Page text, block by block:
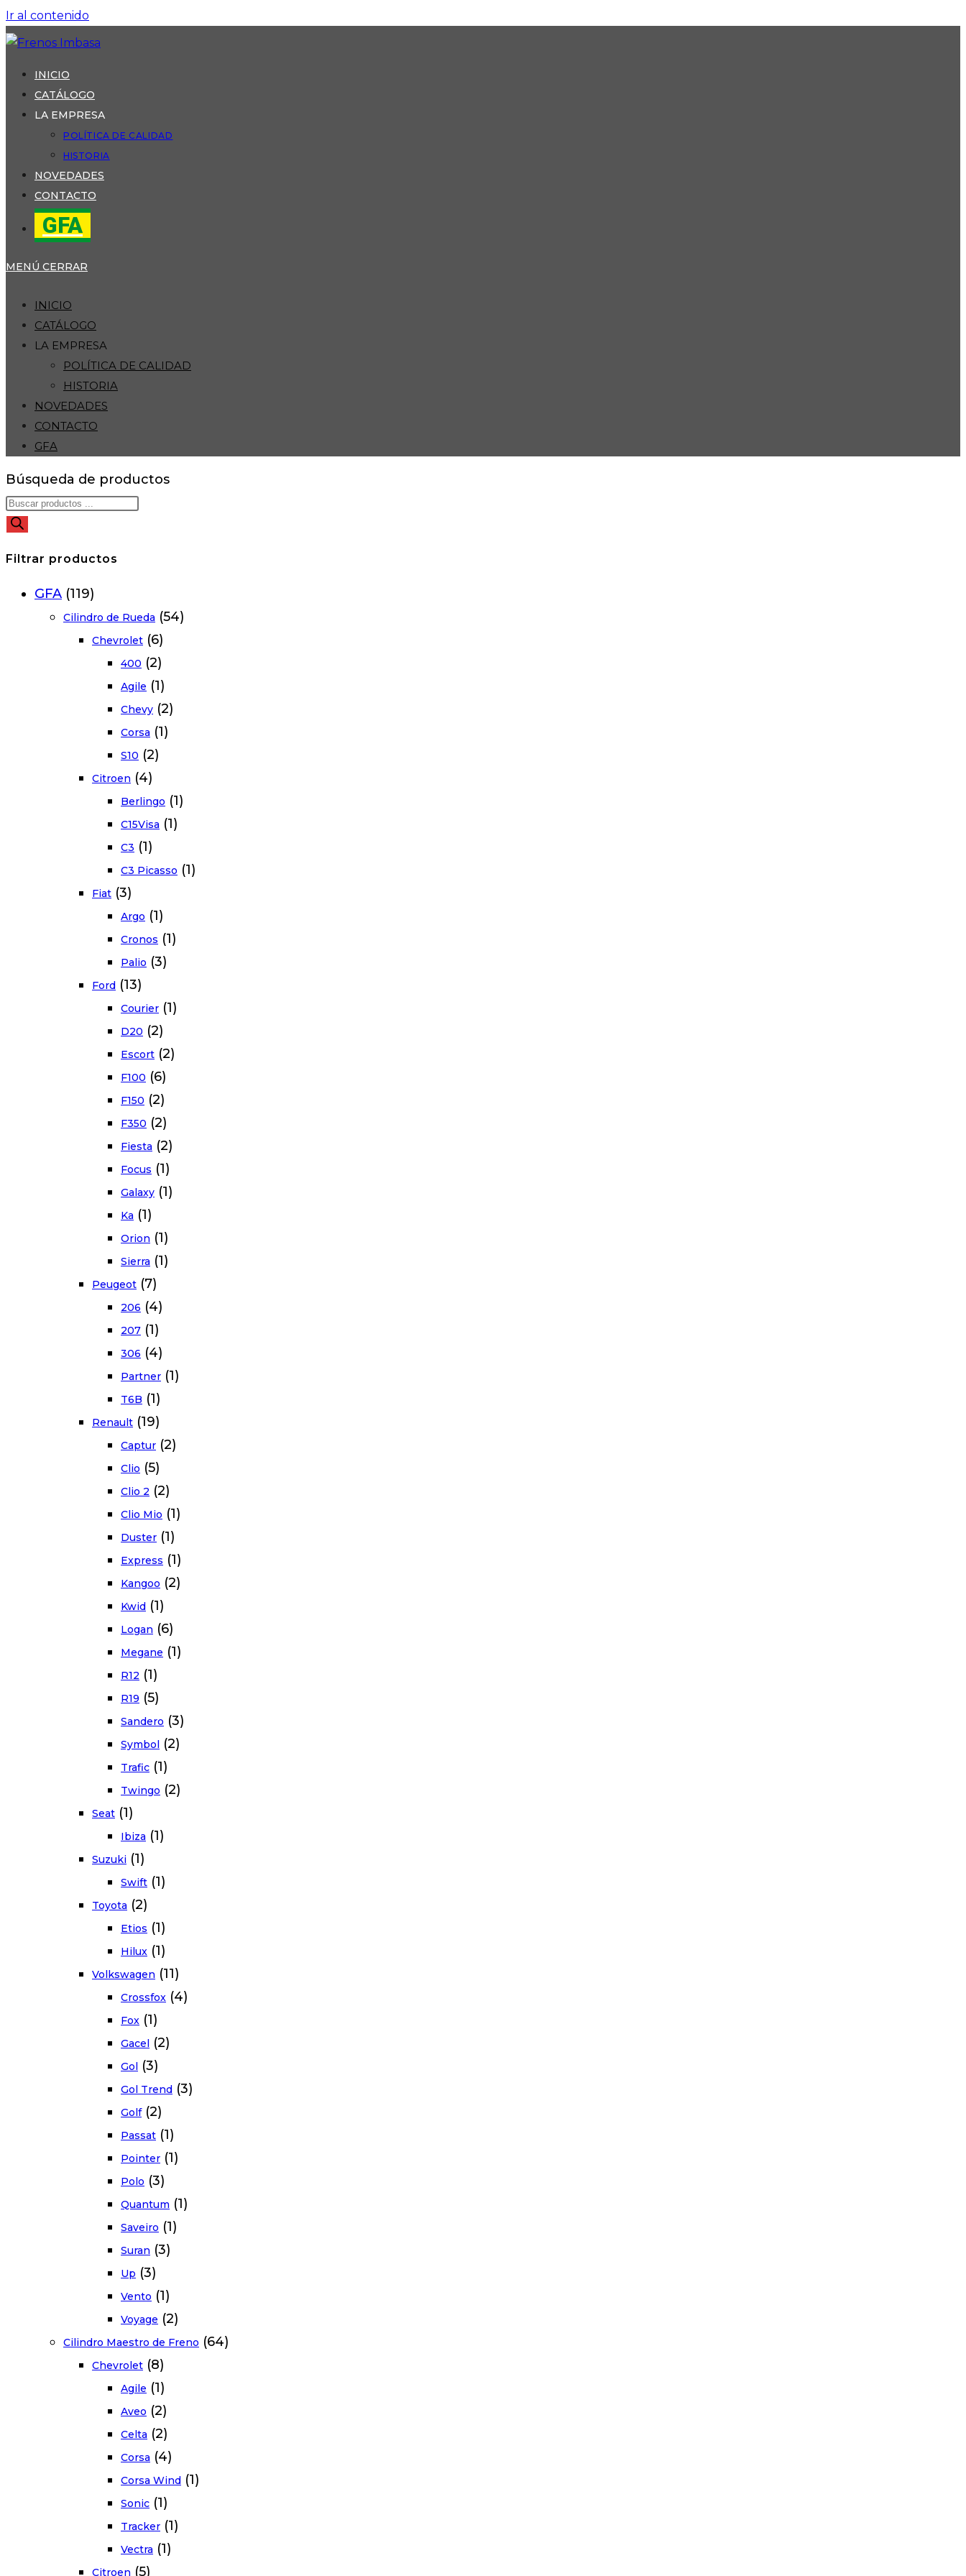
Ir al contenido
INICIO
CATÁLOGO
LA EMPRESA
POLÍTICA DE CALIDAD
HISTORIA
NOVEDADES
CONTACTO
GFA
MENÚ CERRAR
INICIO
CATÁLOGO
LA EMPRESA
POLÍTICA DE CALIDAD
HISTORIA
NOVEDADES
CONTACTO
GFA
Búsqueda de productos
Filtrar productos
GFA (119)
Cilindro de Rueda (54)
Chevrolet (6)
400 (2)
Agile (1)
Chevy (2)
Corsa (1)
S10 (2)
Citroen (4)
Berlingo (1)
C15Visa (1)
C3 (1)
C3 Picasso (1)
Fiat (3)
Argo (1)
Cronos (1)
Palio (3)
Ford (13)
Courier (1)
D20 (2)
Escort (2)
F100 (6)
F150 (2)
F350 (2)
Fiesta (2)
Focus (1)
Galaxy (1)
Ka (1)
Orion (1)
Sierra (1)
Peugeot (7)
206 (4)
207 (1)
306 (4)
Partner (1)
T6B (1)
Renault (19)
Captur (2)
Clio (5)
Clio 2 (2)
Clio Mio (1)
Duster (1)
Express (1)
Kangoo (2)
Kwid (1)
Logan (6)
Megane (1)
R12 (1)
R19 (5)
Sandero (3)
Symbol (2)
Trafic (1)
Twingo (2)
Seat (1)
Ibiza (1)
Suzuki (1)
Swift (1)
Toyota (2)
Etios (1)
Hilux (1)
Volkswagen (11)
Crossfox (4)
Fox (1)
Gacel (2)
Gol (3)
Gol Trend (3)
Golf (2)
Passat (1)
Pointer (1)
Polo (3)
Quantum (1)
Saveiro (1)
Suran (3)
Up (3)
Vento (1)
Voyage (2)
Cilindro Maestro de Freno (64)
Chevrolet (8)
Agile (1)
Aveo (2)
Celta (2)
Corsa (4)
Corsa Wind (1)
Sonic (1)
Tracker (1)
Vectra (1)
Citroen (5)